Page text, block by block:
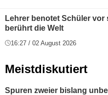
Lehrer benotet Schüler vor
berührt die Welt
16:27 / 02 August 2026
Meistdiskutiert
Spuren zweier bislang